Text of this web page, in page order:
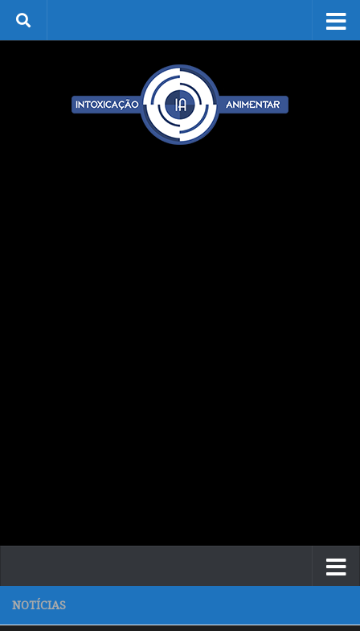
Skip to content
NOTÍCIAS